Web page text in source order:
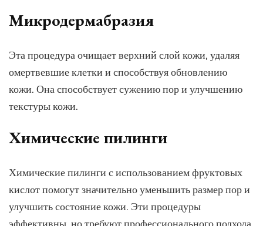
Микродермабразия
Эта процедура очищает верхний слой кожи, удаляя
омертвевшие клетки и способствуя обновлению
кожи. Она способствует сужению пор и улучшению
текстуры кожи.
Химические пилинги
Химические пилинги с использованием фруктовых
кислот помогут значительно уменьшить размер пор и
улучшить состояние кожи. Эти процедуры